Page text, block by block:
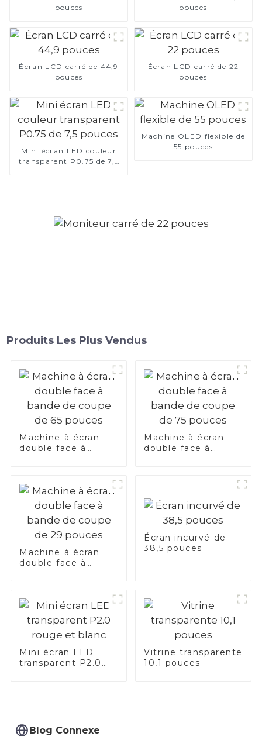
pouces
pouces
Écran LCD carré de 44,9
pouces
Écran LCD carré de 22
pouces
Mini écran LED couleur
transparent P0.75 de 7,5
Machine OLED flexible de
55 pouces
Produits Les Plus Vendus
Machine à écran
double face à
Machine à écran
double face à
Machine à écran
double face à
Écran incurvé de
38,5 pouces
Mini écran LED
transparent P2.0
Vitrine transparente
10,1 pouces
Blog Connexe